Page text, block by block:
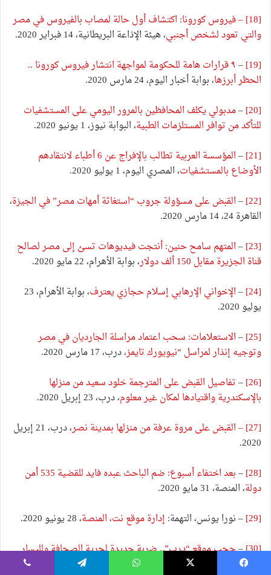
[18]
– فيروس كورونا: اكتشاف أول حالة لمصاب بالفيروس في مصر
والتي تعود لشخص أجنبي، هيئة الإذاعة البريطانية، 14 فبراير 2020.
[19]
– ٩ قرارات هامة للحكومة لمواجهة انتشار فيروس كورونا ..
الحظر أبرزها، بوابة أخبار اليوم، 24 مارس 2020.
[20]
–مدبولي يكلف المحافظين بالمرور اليومي على المستشفيات
للتأكد من توافر المستلزمات الطبية، البوابة نيوز، 1 يونيو 2020.
[21]
–
المؤسسة العربية تطالب بالإفراج عن 6 أطباء لانتقادهم
الأوضاع بالمستشفيات، المصري اليوم، 1 يوليو 2020.
[22]
–القبض على مسؤولة جروب “استغاثة أمهات مصر” في الجيزة،
القاهرة 24، 14 مارس 2020.
[23]
–المتهم سامح حنين: أنتجت فيديوهات تسئ إلى مصر لصالح
قناة الجزيرة مقابل 150 ألف دولار
، بوابة الأهرام، 22 مايو 2020.
[24]
–الإخواني الإرهابي إسلام حجازي يعترف
، بوابة الأهرام، 23
يوليو 2020.
[25]
–الاستعلامات: سحب اعتماد مراسلة الجارديان في مصر
وتوجيه إنذار لمراسل “نيويورك تايمز، درب، 17 مارس 2020.
[26]
–تفاصيل القبض على المترجمة خلود سعيد من منزلها
بالإسكندرية واقتيادها لمكان غير معلوم، درب، 23 إبريل 2020.
[27]
– القبض على مروة عرفة من منزلها بمدينة نصر
، درب، 21 إبريل
2020.
[28]
–
بعد اختفاء أسبوع: ضم الباحث عبده فايد للقضية 535 أمن
دولة، المنصة، 31 مايو 2020.
[29]
– نورا يونس، التهمة: إدارة موقع نت، المنصة، 28 يونيو 2020.
[30]
–حجب موقع “درب”.. ضربة جديدة لحرية الصحافة ولليسار
المصري